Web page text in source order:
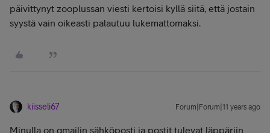
päivittynyt zooplussan viesti kertoisi kyllä siitä, että jostain
syystä vain oikeasti palautuu lukemattomaksi.
kiisseli67 Forum|Forum|11 years ago
Minulla on gmailin sähköposti ja postit tulevat läppäriin